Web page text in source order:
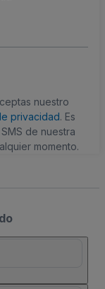
nuestro
privacidad. Es
de nuestra
momento.